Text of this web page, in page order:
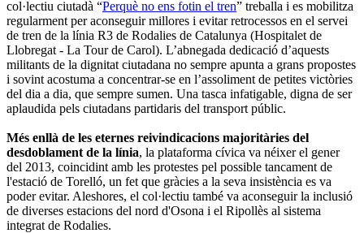
col·lectiu ciutadà “Perquè no ens fotin el tren” treballa i es mobilitza
regularment per aconseguir millores i evitar retrocessos en el servei
de tren de la línia R3 de Rodalies de Catalunya (Hospitalet de
Llobregat - La Tour de Carol). L’abnegada dedicació d’aquests
militants de la dignitat ciutadana no sempre apunta a grans propostes
i sovint acostuma a concentrar-se en l’assoliment de petites victòries
del dia a dia, que sempre sumen. Una tasca infatigable, digna de ser
aplaudida pels ciutadans partidaris del transport públic.
Més enllà de les eternes reivindicacions majoritàries del
desdoblament de la línia, la plataforma cívica va néixer el gener
del 2013, coincidint amb les protestes pel possible tancament de
l'estació de Torelló, un fet que gràcies a la seva insistència es va
poder evitar. Aleshores, el col·lectiu també va aconseguir la inclusió
de diverses estacions del nord d'Osona i el Ripollès al sistema
integrat de Rodalies.